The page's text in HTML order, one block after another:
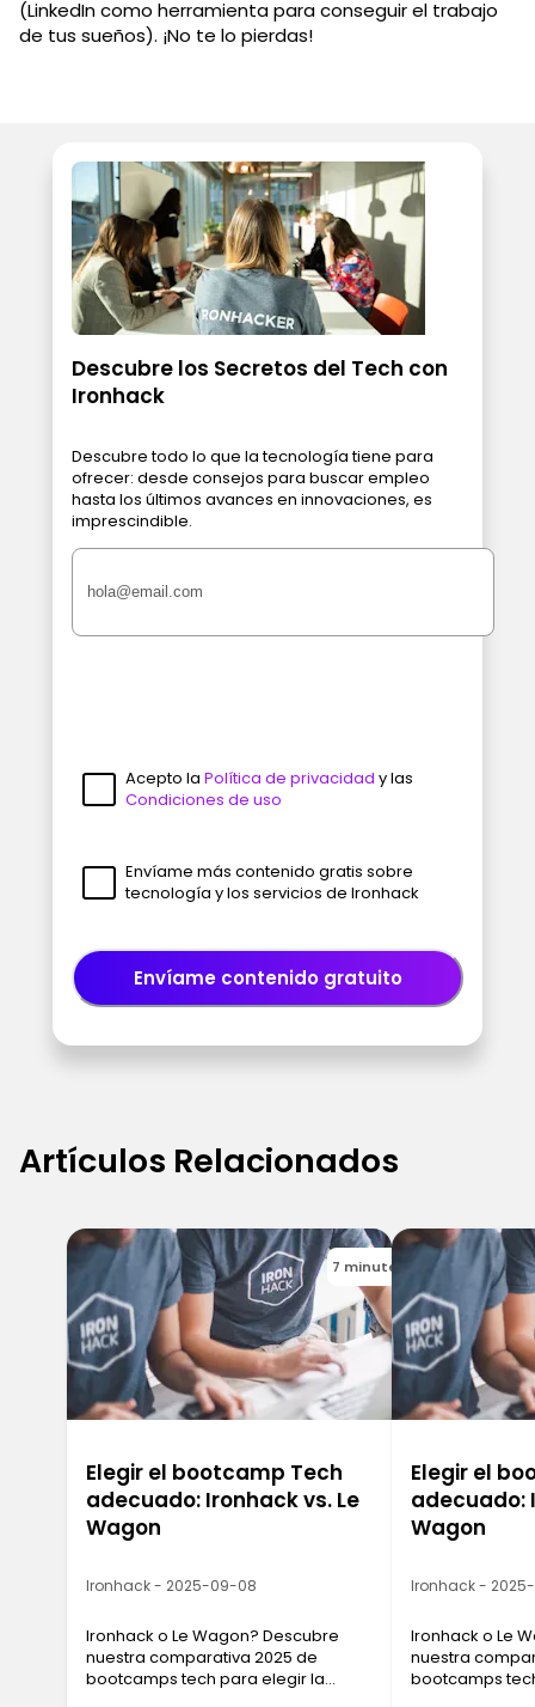
(LinkedIn como herramienta para conseguir el trabajo
de tus sueños). ¡No te lo pierdas!
Descubre los Secretos del Tech con
Ironhack
Descubre todo lo que la tecnología tiene para
ofrecer: desde consejos para buscar empleo
hasta los últimos avances en innovaciones, es
imprescindible.
Acepto la Política de privacidad y las
Condiciones de uso
Envíame más contenido gratis sobre
tecnología y los servicios de Ironhack
Envíame contenido gratuito
Artículos Relacionados
7 minutes
Elegir el bootcamp Tech
adecuado: Ironhack vs. Le
Wagon
Ironhack - 2025-09-08
Ironhack o Le Wagon? Descubre
nuestra comparativa 2025 de
bootcamps tech para elegir la
Elegir el
adecuado:
Wagon
Ironhack -
Ironhack o Le
nuestra
bootcamps